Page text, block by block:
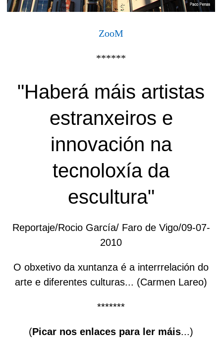
ZooM
******
"Haberá máis artistas
estranxeiros e
innovación na
tecnoloxía da
escultura"
Reportaje/Rocio García/ Faro de Vigo/09-07-
2010
O obxetivo da xuntanza é a interrrelación do
arte e diferentes culturas... (Carmen Lareo)
*******
(Picar nos enlaces para ler máis...)